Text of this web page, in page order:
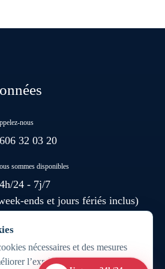
nécessaires et des mesures
l’expérience du site.
nous
32 03 20
sommes disponibles
24 - 7j/7
ends et jours fériés inclus)
d'intervention
au Maroc 24h/7j